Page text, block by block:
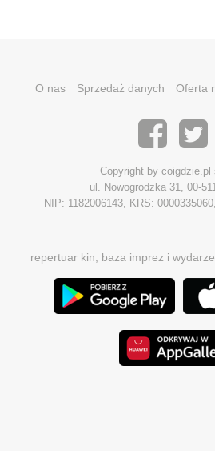
O nas Sprzedaż danych Oferta
Copyright by coigdzie.pl
ul. Nowogrodzka 31, 00-
NIP: 1182006143, KRS:
repertuar kin, baza imprez i